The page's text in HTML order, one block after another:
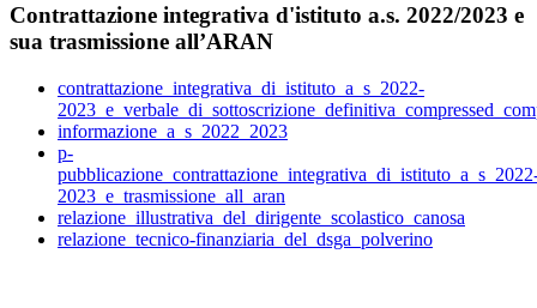
Contrattazione integrativa d'istituto a.s. 2022/2023 e
sua trasmissione all’ARAN
contrattazione_integrativa_di_istituto_a_s_2022-
informazione_a_s_2022_2023
p-
2023_e_trasmissione_all_aran
relazione_illustrativa_del_dirigente_scolastico_canosa
relazione_tecnico-finanziaria_del_dsga_polverino